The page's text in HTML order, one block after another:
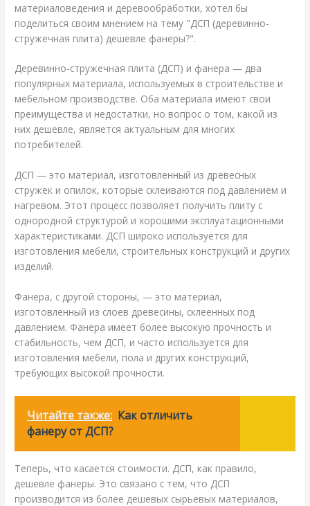
материаловедения и деревообработки, хотел бы
поделиться своим мнением на тему "ДСП (деревинно-
стружечная плита) дешевле фанеры?".
Деревинно-стружечная плита (ДСП) и фанера — два
популярных материала, используемых в строительстве и
мебельном производстве. Оба материала имеют свои
преимущества и недостатки, но вопрос о том, какой из
них дешевле, является актуальным для многих
потребителей.
ДСП — это материал, изготовленный из древесных
стружек и опилок, которые склеиваются под давлением и
нагревом. Этот процесс позволяет получить плиту с
однородной структурой и хорошими эксплуатационными
характеристиками. ДСП широко используется для
изготовления мебели, строительных конструкций и других
изделий.
Фанера, с другой стороны, — это материал,
изготовленный из слоев древесины, склеенных под
давлением. Фанера имеет более высокую прочность и
стабильность, чем ДСП, и часто используется для
изготовления мебели, пола и других конструкций,
требующих высокой прочности.
Читайте также: Как отличить
фанеру от ДСП?
Теперь, что касается стоимости. ДСП, как правило,
дешевле фанеры. Это связано с тем, что ДСП
производится из более дешевых сырьевых материалов,